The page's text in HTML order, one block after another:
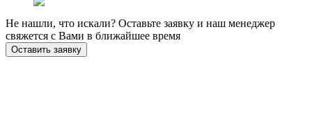
Не нашли, что искали? Оставьте заявку и наш менеджер
свяжется с Вами в ближайшее время
Оставить заявку